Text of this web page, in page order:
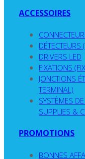
ACCESSOIRES
DRIVERS LED
FIXATIONS
JONCTIONS
TERMINAL)
SYSTÈMES
SUPPLIES &
PROMOTIONS
BONNES